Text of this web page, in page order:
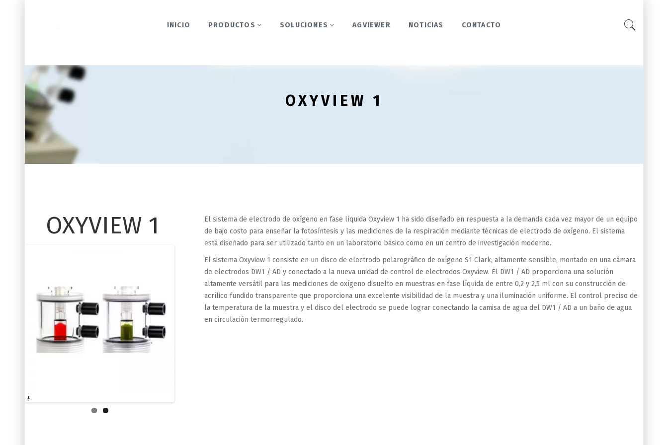
INICIO PRODUCTOS SOLUCIONES AGVIEWER NOTICIAS CONTACTO
OXYVIEW 1
OXYVIEW 1
+
El sistema de electrodo de oxígeno en fase líquida Oxyview 1 ha sido diseñado en respuesta a la demanda cada vez mayor de un equipo
de bajo costo para enseñar la fotosíntesis y las mediciones de la respiración mediante técnicas de electrodo de oxígeno. El sistema
está diseñado para ser utilizado tanto en un laboratorio básico como en un centro de investigación moderno.
El sistema Oxyview 1 consiste en un disco de electrodo polarográfico de oxígeno S1 Clark, altamente sensible, montado en una cámara
de electrodos DW1 / AD y conectado a la nueva unidad de control de electrodos Oxyview. El DW1 / AD proporciona una solución
altamente versátil para las mediciones de oxígeno disuelto en muestras en fase líquida de entre 0,2 y 2,5 ml con su construcción de
acrílico fundido transparente que proporciona una excelente visibilidad de la muestra y una iluminación uniforme. El control preciso de
la temperatura de la muestra y el disco del electrodo se puede lograr conectando la camisa de agua del DW1 / AD a un baño de agua
en circulación termorregulado.